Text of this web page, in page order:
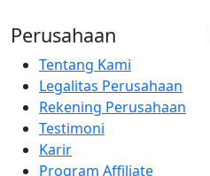
Perusahaan
Tentang Kami
Legalitas Perusahaan
Rekening Perusahaan
Testimoni
Karir
Program Affiliate